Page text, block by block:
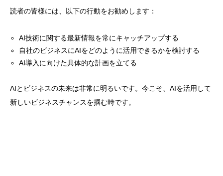
読者の皆様には、以下の行動をお勧めします：
AI技術に関する最新情報を常にキャッチアップする
自社のビジネスにAIをどのように活用できるかを検討する
AI導入に向けた具体的な計画を立てる
AIとビジネスの未来は非常に明るいです。今こそ、AIを活用して
新しいビジネスチャンスを掴む時です。